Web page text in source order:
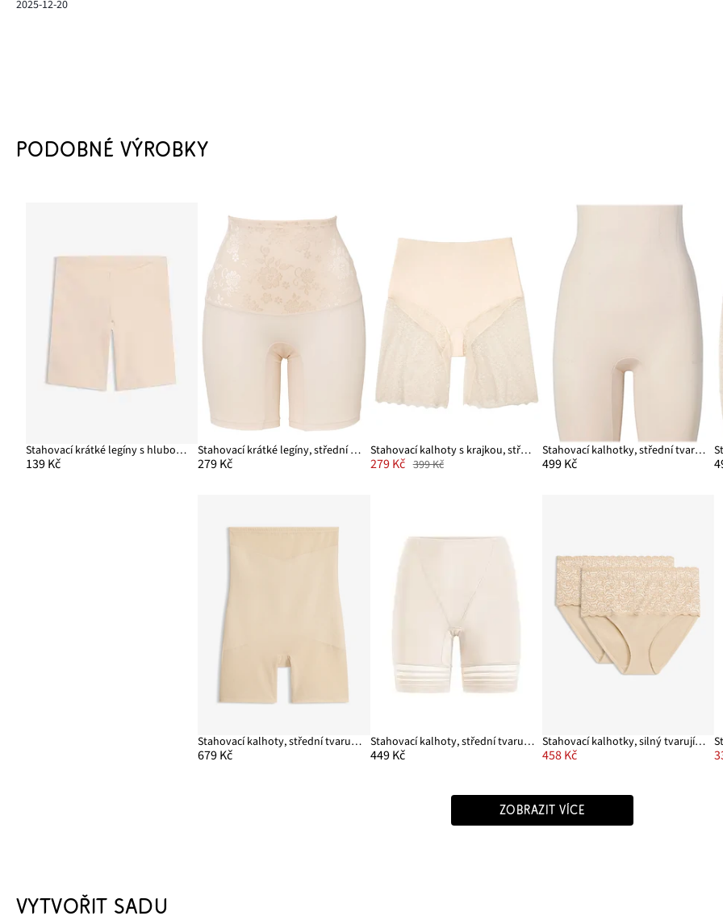
2025-12-20
PODOBNÉ VÝROBKY
Stahovací krátké legíny s hlubokým vystřižením vzadu, střední tvarující efekt
139 Kč
Stahovací krátké legíny, střední tvarující efekt
279 Kč
Stahovací kalhoty s krajkou, střední tvarující efekt
279 Kč 399 Kč
Stahovací kalhotky, střední tvarující efekt
499 Kč
Stahovací kalhoty, střední tvarující efekt
679 Kč
Stahovací kalhoty, střední tvarující efekt
449 Kč
Stahovací kalhotky, silný tvarující efekt (2 ks v balení)
458 Kč
ZOBRAZIT VÍCE
VYTVOŘIT SADU